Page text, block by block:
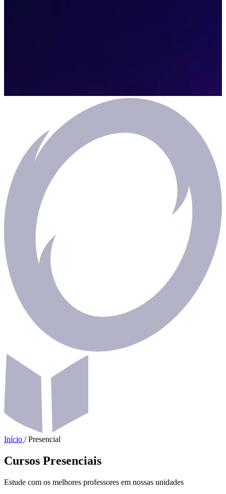
Início / Presencial
Cursos Presenciais
Estude com os melhores professores em nossas unidades